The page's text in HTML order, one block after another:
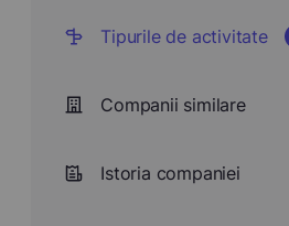
Tipurile de activitate
Companii similare
Istoria companiei